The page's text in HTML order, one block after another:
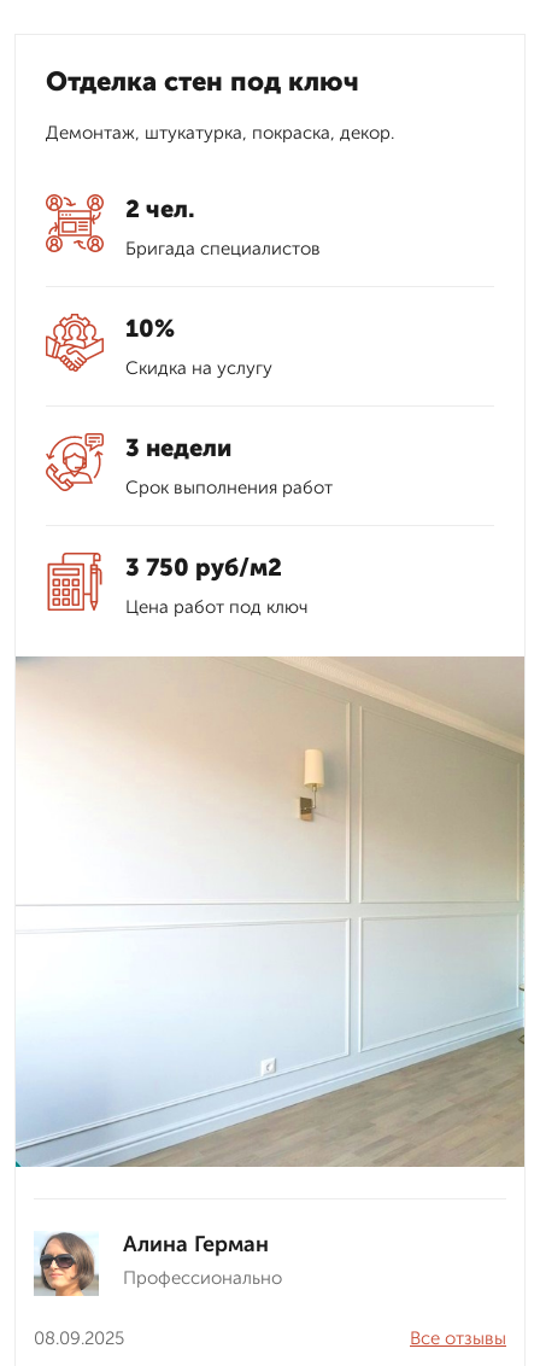
Отделка стен под ключ
Демонтаж, штукатурка, покраска, декор.
2 чел.
Бригада специалистов
10%
Скидка на услугу
3 недели
Срок выполнения работ
3 750 руб/м2
Цена работ под ключ
Алина Герман
Профессионально
08.09.2025
Все отзывы